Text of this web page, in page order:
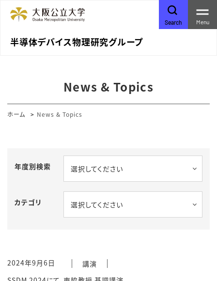
半導体デバイス物理研究グループ
Search Menu
News & Topics
ホーム News & Topics
年度別検索 選択してください
カテゴリ 選択してください
2024年9月6日
講演